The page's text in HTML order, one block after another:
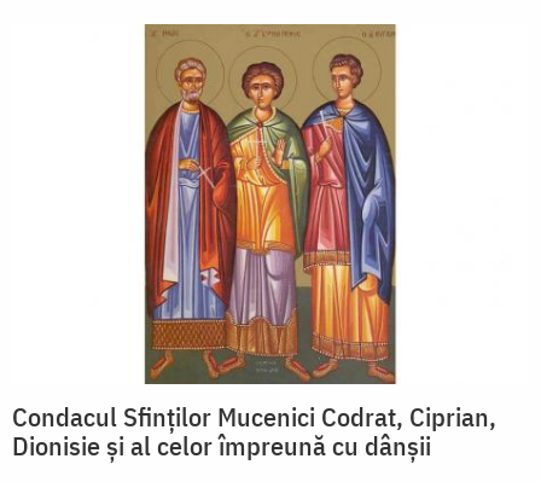
Condacul Sfinţilor Mucenici Codrat, Ciprian,
Dionisie şi al celor împreună cu dânşii